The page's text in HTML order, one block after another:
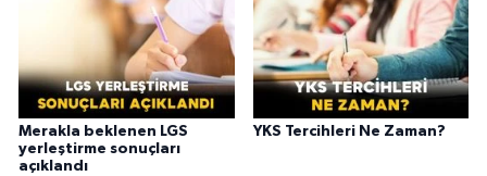
Merakla beklenen LGS
yerleştirme sonuçları
açıklandı
YKS Tercihleri Ne Zaman?